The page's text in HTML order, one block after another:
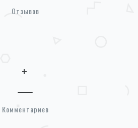
Отзывов
+
Комментариев